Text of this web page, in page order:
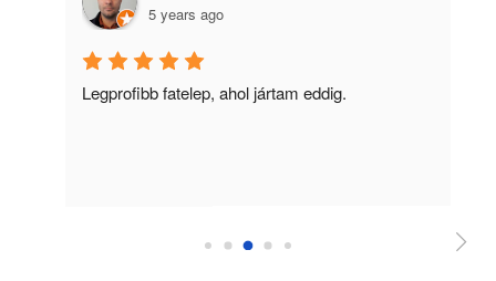
5 years ago
Legprofibb fatelep, ahol jártam eddig.